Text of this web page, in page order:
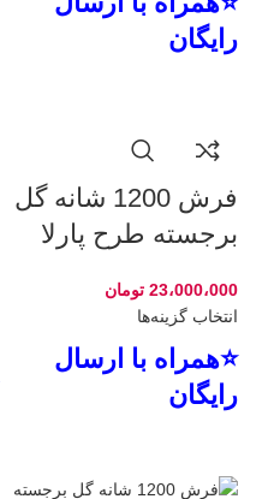
رایگان
فرش 1200 شانه گل
برجسته طرح پارلا
23،000،000 تومان
انتخاب گزینه‌ها
⭐همراه با ارسال
رایگان